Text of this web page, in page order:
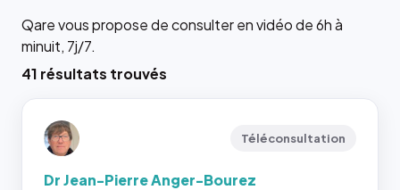
Qare vous propose de consulter en vidéo de 6h à
minuit, 7j/7.
41 résultats trouvés
Téléconsultation
Dr Jean-Pierre Anger-Bourez